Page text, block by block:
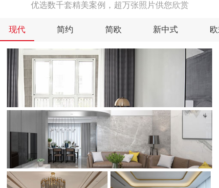
优选数千套精美案例，超万张照片供您欣赏
现代 简约 简欧 新中式